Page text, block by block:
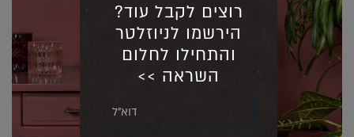
רוצים לקבל עוד?
הירשמו לניוזלטר
והתחילו לחלום
השראה >>